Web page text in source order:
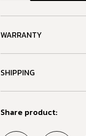
WARRANTY
SHIPPING
Share product: